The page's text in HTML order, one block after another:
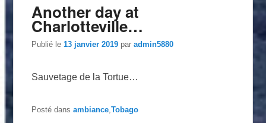
Another day at
Charlotteville…
Publié le13 janvier 2019 paradmin5880
Sauvetage de la Tortue…
Posté dans ambiance ,Tobago